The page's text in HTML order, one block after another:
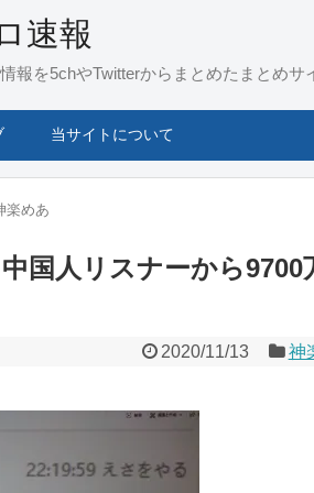
速報
報を5chやTwitterからまとめたまとめ
当サイトについて
楽めあ
国人リスナーから9700
2020/11/13 神